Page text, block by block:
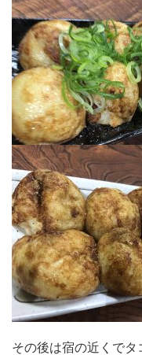
その後は宿の近くでタ